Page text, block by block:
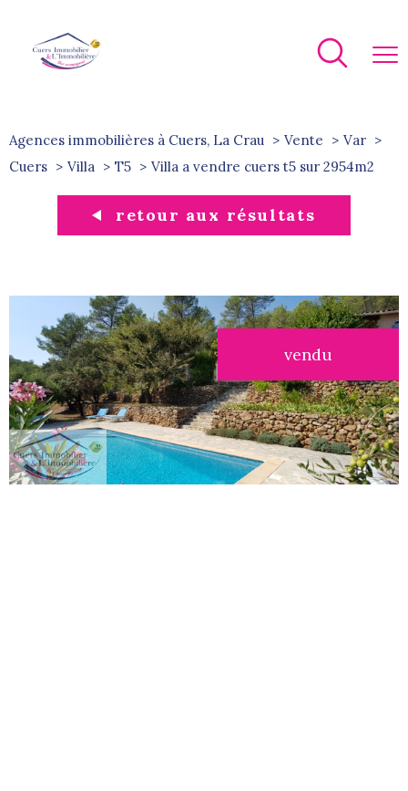
Agences immobilières à Cuers, La Crau Vente
Var
Cuers
Villa T5 villa a vendre cuers t5 sur 2954m2
retour aux résultats
vendu